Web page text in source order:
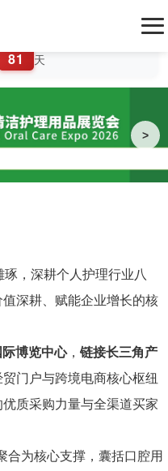
81 天
>
，深耕个人护理行业八
深耕、赋能企业增长的核
博览中心， 链接长三角产
门户与跨境电商核心枢纽
质采购力量与全渠道买家
合为核心支撑，囊括口腔用